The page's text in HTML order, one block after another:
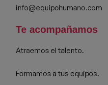
info@equipohumano.com
Te acompañamos
Atraemos el talento.
Formamos a tus equipos.